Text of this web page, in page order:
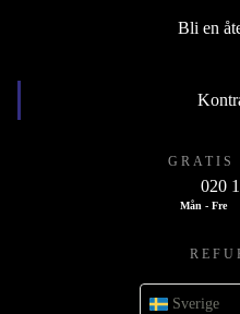
Bli en
GRATIS
020
Mån - Fre
Sverige